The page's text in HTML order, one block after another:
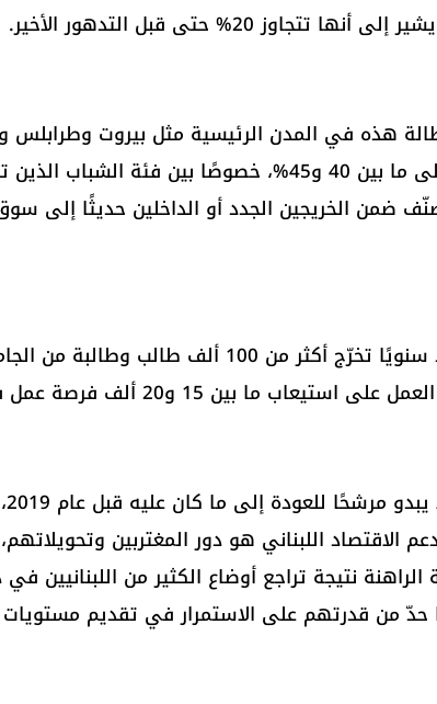
20% حتى قبل التدهور الأخير.
هذه في المدن الرئيسية مثل بيروت وطرابلس
ضمن الخريجين الجدد أو الداخلين حديثًا إلى
وأضاف أنّ لبنان يشهد سنويًا تخرّج أكثر من
و20 ألف فرصة عمل فقط، لذلك ترتفع نسبة البطالة.
الاقتصاد اللبناني هو دور المغتربين
نتيجة تراجع أوضاع الكثير من اللبنانيين
حدّ من قدرتهم على الاستمرار في تقديم مستويات